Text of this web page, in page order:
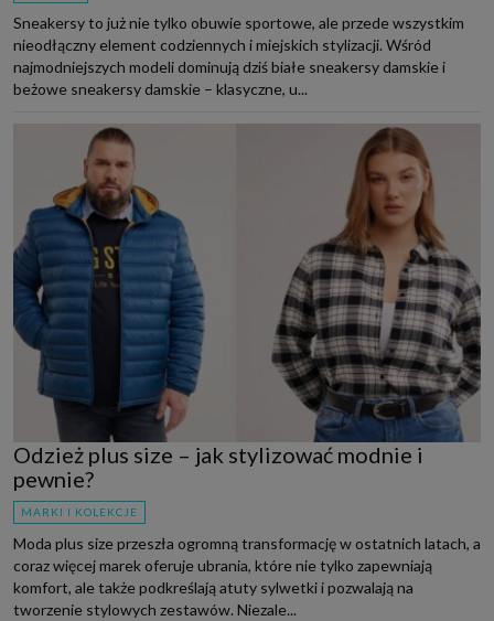
Sneakersy to już nie tylko obuwie sportowe, ale przede wszystkim
nieodłączny element codziennych i miejskich stylizacji. Wśród
najmodniejszych modeli dominują dziś białe sneakersy damskie i
beżowe sneakersy damskie – klasyczne, u...
Odzież plus size – jak stylizować modnie i
pewnie?
MARKI I KOLEKCJE
Moda plus size przeszła ogromną transformację w ostatnich latach, a
coraz więcej marek oferuje ubrania, które nie tylko zapewniają
komfort, ale także podkreślają atuty sylwetki i pozwalają na
tworzenie stylowych zestawów. Niezale...